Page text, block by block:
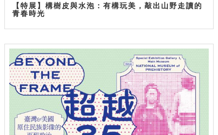
【特展】構樹皮與水泡：有構玩美，敲出山野走讀的
青春時光